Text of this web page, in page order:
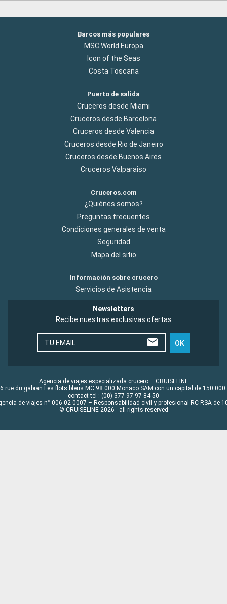
Barcos más populares
MSC World Europa
Icon of the Seas
Costa Toscana
Puerto de salida
Cruceros desde Miami
Cruceros desde Barcelona
Cruceros desde Valencia
Cruceros desde Rio de Janeiro
Cruceros desde Buenos Aires
Cruceros Valparaiso
Cruceros.com
¿Quiénes somos?
Preguntas frecuentes
Condiciones generales de venta
Seguridad
Mapa del sitio
Información sobre crucero
Servicios de Asistencia
Newsletters
Recibe nuestras exclusivas ofertas
TU EMAIL OK
Agencia de viajes especializada crucero – CRUISELINE
rue du gabian Les flots bleus MC 98 000 Monaco SAM con un capital de 150 000
contact tel : (00) 377 97 97 84 50
de viajes n° 006 02 0007 – Responsabilidad civil y profesional RC RSA de
© CRUISELINE 2026 - all rights reserved